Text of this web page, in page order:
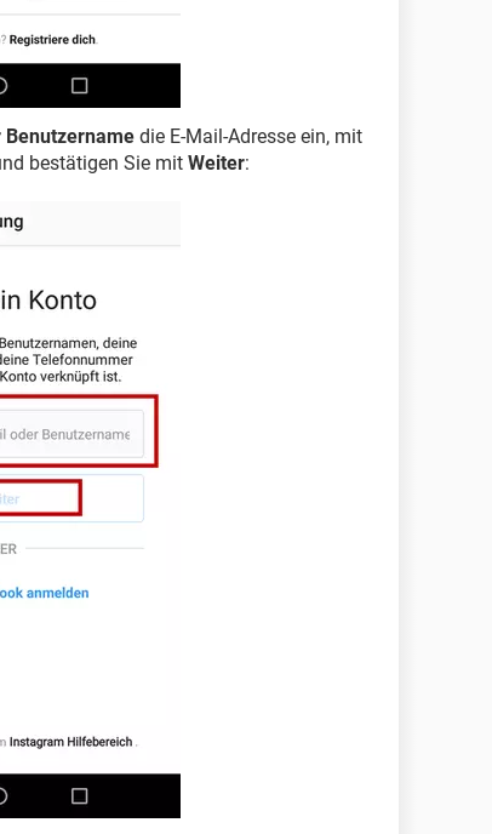
Benutzername die E-Mail-Adresse ein, mit
bestätigen Sie mit Weiter: